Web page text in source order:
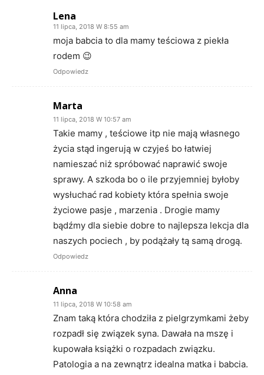
Lena
11 lipca, 2018 W 8:55 am
moja babcia to dla mamy teściowa z piekła
rodem 😉
Odpowiedz
Marta
11 lipca, 2018 W 10:57 am
Takie mamy , teściowe itp nie mają własnego
życia stąd ingerują w czyjeś bo łatwiej
namieszać niż spróbować naprawić swoje
sprawy. A szkoda bo o ile przyjemniej byłoby
wysłuchać rad kobiety która spełnia swoje
życiowe pasje , marzenia . Drogie mamy
bądźmy dla siebie dobre to najlepsza lekcja dla
naszych pociech , by podążały tą samą drogą.
Odpowiedz
Anna
11 lipca, 2018 W 10:58 am
Znam taką która chodziła z pielgrzymkami żeby
rozpadł się związek syna. Dawała na mszę i
kupowała książki o rozpadach związku.
Patologia a na zewnątrz idealna matka i babcia.